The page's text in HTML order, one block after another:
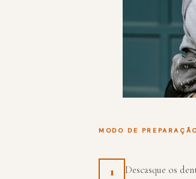
MODO DE
1 Descasque os